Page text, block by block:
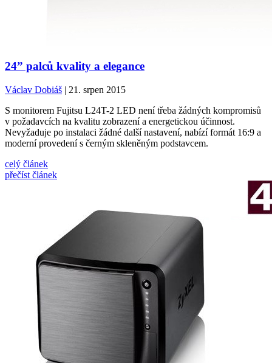
24” palců kvality a elegance
Václav Dobiáš | 21. srpen 2015
S monitorem Fujitsu L24T-2 LED není třeba žádných kompromisů
v požadavcích na kvalitu zobrazení a energetickou účinnost.
Nevyžaduje po instalaci žádné další nastavení, nabízí formát 16:9 a
moderní provedení s černým skleněným podstavcem.
celý článek
přečíst článek